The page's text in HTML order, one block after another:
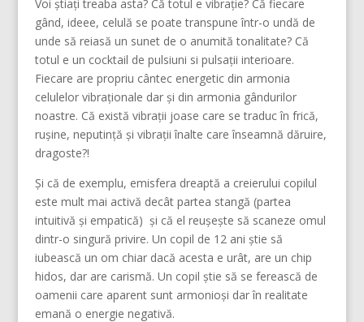
Voi știați treaba asta? Că totul e vibrație? Că fiecare
gând, ideee, celulă se poate transpune într-o undă de
unde să reiasă un sunet de o anumită tonalitate? Că
totul e un cocktail de pulsiuni si pulsații interioare.
Fiecare are propriu cântec energetic din armonia
celulelor vibraționale dar și din armonia gândurilor
noastre. Că există vibrații joase care se traduc în frică,
rușine, neputință și vibrații înalte care înseamnă dăruire,
dragoste?!
Și că de exemplu, emisfera dreaptă a creierului copilul
este mult mai activă decât partea stangă (partea
intuitivă și empatică) și că el reușește să scaneze omul
dintr-o singură privire. Un copil de 12 ani știe să
iubească un om chiar dacă acesta e urât, are un chip
hidos, dar are carismă. Un copil știe să se ferească de
oamenii care aparent sunt armonioși dar în realitate
emană o energie negativă.